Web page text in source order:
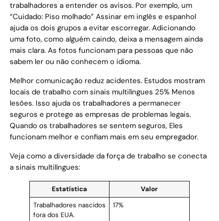
trabalhadores a entender os avisos. Por exemplo, um
“Cuidado: Piso molhado” Assinar em inglês e espanhol
ajuda os dois grupos a evitar escorregar. Adicionando
uma foto, como alguém caindo, deixa a mensagem ainda
mais clara. As fotos funcionam para pessoas que não
sabem ler ou não conhecem o idioma.
Melhor comunicação reduz acidentes. Estudos mostram
locais de trabalho com sinais multilíngues 25% Menos
lesões. Isso ajuda os trabalhadores a permanecer
seguros e protege as empresas de problemas legais.
Quando os trabalhadores se sentem seguros, Eles
funcionam melhor e confiam mais em seu empregador.
Veja como a diversidade da força de trabalho se conecta
a sinais multilíngues:
Estatística
Valor
Trabalhadores nascidos
fora dos EUA.
17%